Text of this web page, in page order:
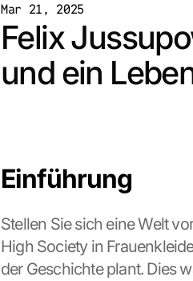
Mar 21, 2025
Felix
und ein
Einführung
Stellen Sie sich eine Welt
High Society in
der Geschichte plant. Dies